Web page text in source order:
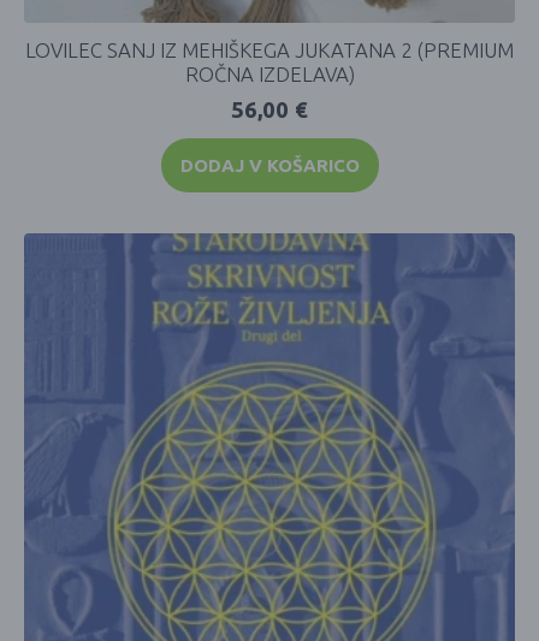
LOVILEC SANJ IZ MEHIŠKEGA JUKATANA 2 (PREMIUM
ROČNA IZDELAVA)
56,00 €
DODAJ V KOŠARICO